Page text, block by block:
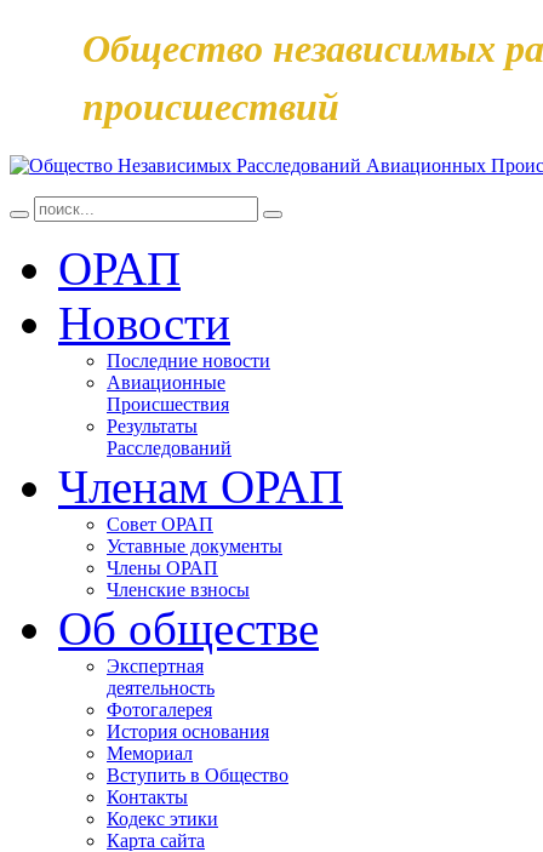
Общество независимых
происшествий
ОРАП
Новости
Последние новости
Авиационные
Происшествия
Результаты
Расследований
Членам ОРАП
Совет ОРАП
Уставные документы
Члены ОРАП
Членские взносы
Об обществе
Экспертная
деятельность
Фотогалерея
История основания
Мемориал
Вступить в Общество
Контакты
Кодекс этики
Карта сайта